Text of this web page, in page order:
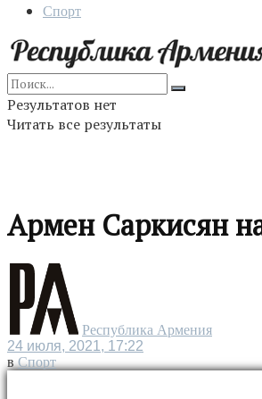
Спорт
Результатов нет
Читать все результаты
Армен Саркисян
Республика Армения
24 июля, 2021, 17:22
в Спорт